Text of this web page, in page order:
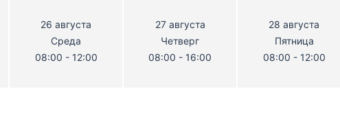
26 августа
Среда
08:00 - 12:00
27 августа
Четверг
08:00 - 16:00
28 августа
Пятница
08:00 - 12:00